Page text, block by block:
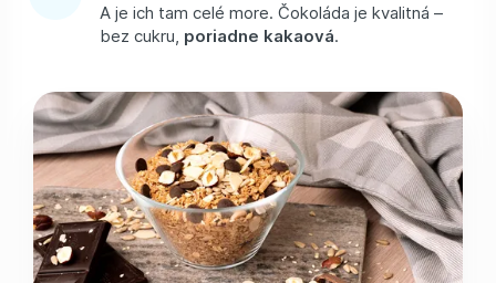
A je ich tam celé more. Čokoláda je kvalitná –
bez cukru, poriadne kakaová.